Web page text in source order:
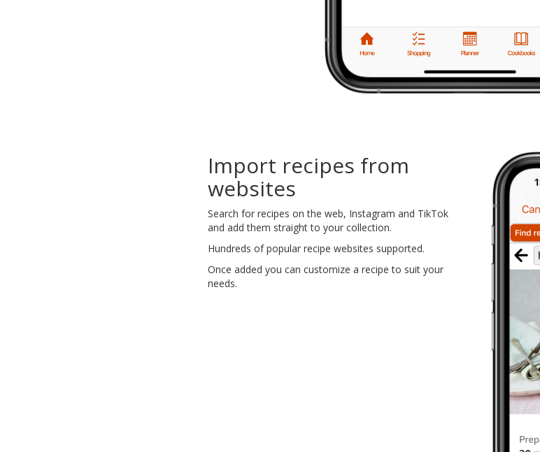
Import recipes from
websites
Search for recipes on the web, Instagram and TikTok
and add them straight to your collection.
Hundreds of popular recipe websites supported.
Once added you can customize a recipe to suit your
needs.